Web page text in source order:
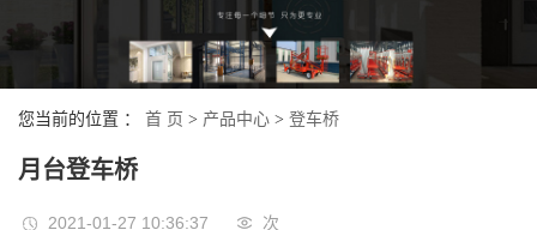
关于我们
案例展示
新闻中心
您当前的位置 ： 首 页 > 产品中心 > 登车桥
月台登车桥
2021-01-27 10:36:37 次